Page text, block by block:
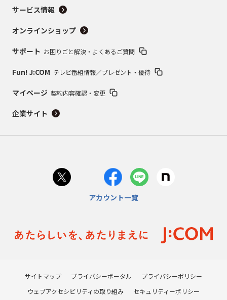
サービス情報
オンラインショップ
サポート お困りごと解決・よくあるご質問
Fun! J:COM テレビ番組情報／プレゼント・優待
マイページ 契約内容確認・変更
企業サイト
アカウント一覧
サイトマップ プライバシーポータル
プライバシーポリシー
ウェブアクセシビリティの取り組み
セキュリティーポリシー